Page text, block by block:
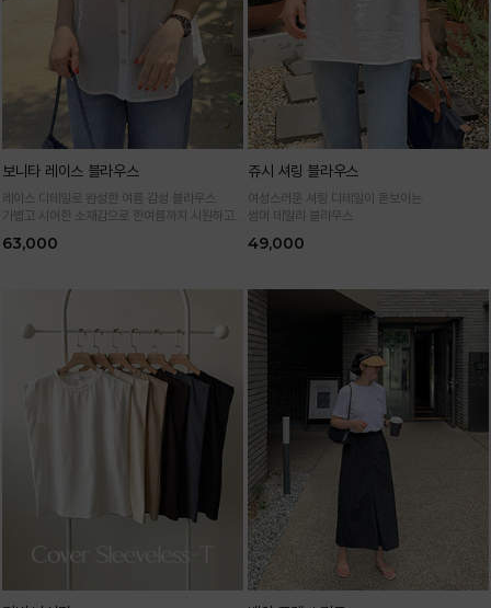
보니타 레이스 블라우스
레이스 디테일로 완성한 여름 감성 블라우스
가볍고 시어한 소재감으로 한여름까지 시원하고
63,000
쥬시 셔링 블라우스
여성스러운 셔링 디테일이 돋보이는
썸머 데일리 블라우스
49,000